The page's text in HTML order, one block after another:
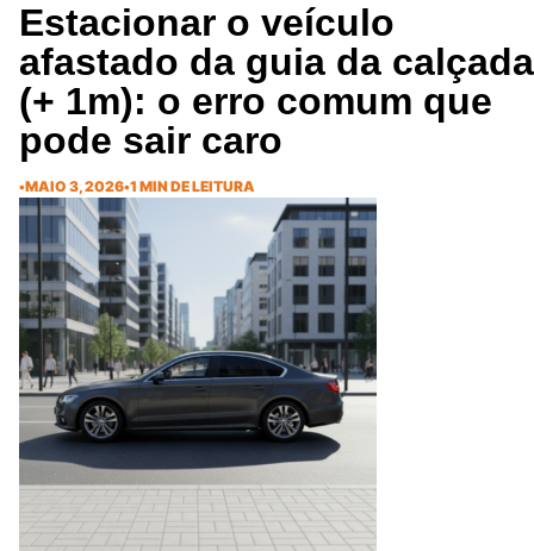
Estacionar o veículo
afastado da guia da calçada
(+ 1m): o erro comum que
pode sair caro
•MAIO 3, 2026•1 MIN DE LEITURA